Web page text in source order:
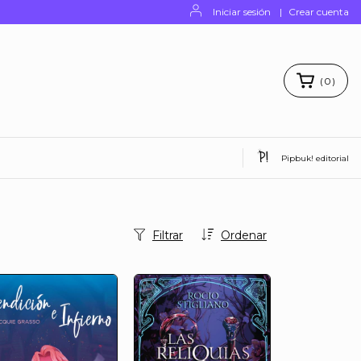
Iniciar sesión | Crear cuenta
( 0 )
Pipbuk! editorial
Ordenar
Filtrar